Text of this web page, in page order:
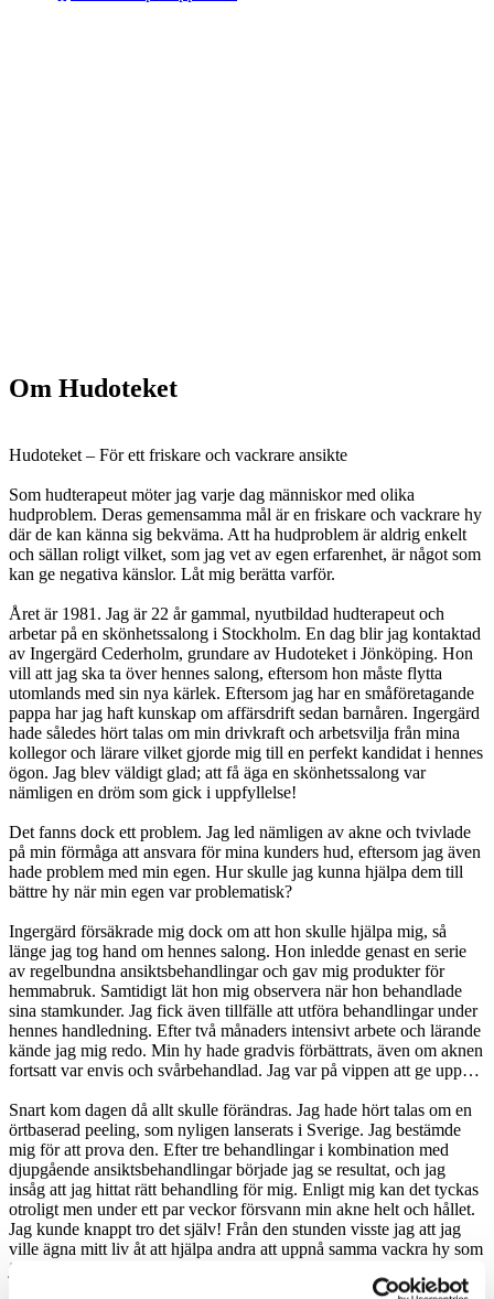
Om Hudoteket
Hudoteket – För ett friskare och vackrare ansikte
Som hudterapeut möter jag varje dag människor med olika
hudproblem. Deras gemensamma mål är en friskare och vackrare hy
där de kan känna sig bekväma. Att ha hudproblem är aldrig enkelt
och sällan roligt vilket, som jag vet av egen erfarenhet, är något som
kan ge negativa känslor. Låt mig berätta varför.
Året är 1981. Jag är 22 år gammal, nyutbildad hudterapeut och
arbetar på en skönhetssalong i Stockholm. En dag blir jag kontaktad
av Ingergärd Cederholm, grundare av Hudoteket i Jönköping. Hon
vill att jag ska ta över hennes salong, eftersom hon måste flytta
utomlands med sin nya kärlek. Eftersom jag har en småföretagande
pappa har jag haft kunskap om affärsdrift sedan barnåren. Ingergärd
hade således hört talas om min drivkraft och arbetsvilja från mina
kollegor och lärare vilket gjorde mig till en perfekt kandidat i hennes
ögon. Jag blev väldigt glad; att få äga en skönhetssalong var
nämligen en dröm som gick i uppfyllelse!
Det fanns dock ett problem. Jag led nämligen av akne och tvivlade
på min förmåga att ansvara för mina kunders hud, eftersom jag även
hade problem med min egen. Hur skulle jag kunna hjälpa dem till
bättre hy när min egen var problematisk?
Ingergärd försäkrade mig dock om att hon skulle hjälpa mig, så
länge jag tog hand om hennes salong. Hon inledde genast en serie
av regelbundna ansiktsbehandlingar och gav mig produkter för
hemmabruk. Samtidigt lät hon mig observera när hon behandlade
sina stamkunder. Jag fick även tillfälle att utföra behandlingar under
hennes handledning. Efter två månaders intensivt arbete och lärande
kände jag mig redo. Min hy hade gradvis förbättrats, även om aknen
fortsatt var envis och svårbehandlad. Jag var på vippen att ge upp…
Snart kom dagen då allt skulle förändras. Jag hade hört talas om en
örtbaserad peeling, som nyligen lanserats i Sverige. Jag bestämde
mig för att prova den. Efter tre behandlingar i kombination med
djupgående ansiktsbehandlingar började jag se resultat, och jag
insåg att jag hittat rätt behandling för mig. Enligt mig kan det tyckas
otroligt men under ett par veckor försvann min akne helt och hållet.
Jag kunde knappt tro det själv! Från den stunden visste jag att jag
ville ägna mitt liv åt att hjälpa andra att uppnå samma vackra hy som
jag själv hade fått. Om jag kunde förbättra min hud och dra nytta av
min kunskap, borde mina kunder kunna göra likadant!